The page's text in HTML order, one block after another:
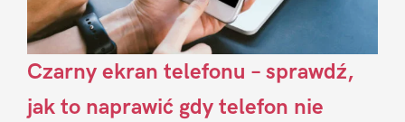
Czarny ekran telefonu – sprawdź,
jak to naprawić gdy telefon nie